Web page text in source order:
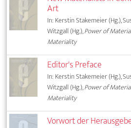
Art
In: Kerstin Stakemeier (Hg.),
Witzgall (Hg.),Power of
Materiality
Editor's Preface
In: Kerstin Stakemeier (Hg.),
Witzgall (Hg.),Power of
Materiality
Vorwort der